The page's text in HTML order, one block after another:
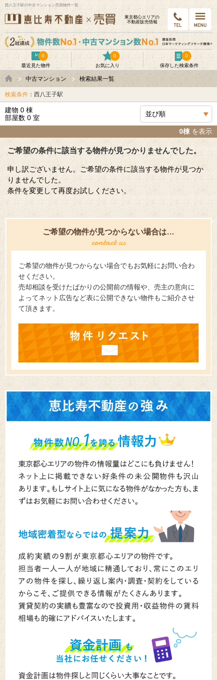
西八王子駅の中古マンション売買物件一覧
東京都⼼エリアの
不動産販売情報
最近見た物件
0
お気に入り
0
保存した検索条件
0
中古マンション 検索結果一覧
検索条件 ：西八王子駅
建物 0 棟
部屋数 0 室
0棟 を表示
ご希望の条件に該当する物件が見つかりませんでした。
申し訳ございません。ご希望の条件に該当する物件が見つか
りませんでした。
条件を変更して再度お試しください。
ご希望の物件が見つからない場合は…
ご希望の物件が見つからない場合でもお気軽にお問い合わ
せください。
売却相談を受けたばかりの公開前の情報や、売主の意向に
よってネット広告など表に公開できない物件もご紹介させ
て頂きます。